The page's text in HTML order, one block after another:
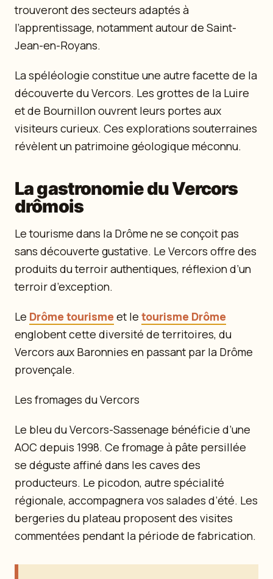
trouveront des secteurs adaptés à
l’apprentissage, notamment autour de Saint-
Jean-en-Royans.
La spéléologie constitue une autre facette de la
découverte du Vercors. Les grottes de la Luire
et de Bournillon ouvrent leurs portes aux
visiteurs curieux. Ces explorations souterraines
révèlent un patrimoine géologique méconnu.
La gastronomie du Vercors
drômois
Le tourisme dans la Drôme ne se conçoit pas
sans découverte gustative. Le Vercors offre des
produits du terroir authentiques, réflexion d’un
terroir d’exception.
Le Drôme tourismeet le tourisme Drôme
englobent cette diversité de territoires, du
Vercors aux Baronnies en passant par la Drôme
provençale.
Les fromages du Vercors
Le bleu du Vercors-Sassenage bénéficie d’une
AOC depuis 1998. Ce fromage à pâte persillée
se déguste affiné dans les caves des
producteurs. Le picodon, autre spécialité
régionale, accompagnera vos salades d’été. Les
bergeries du plateau proposent des visites
commentées pendant la période de fabrication.